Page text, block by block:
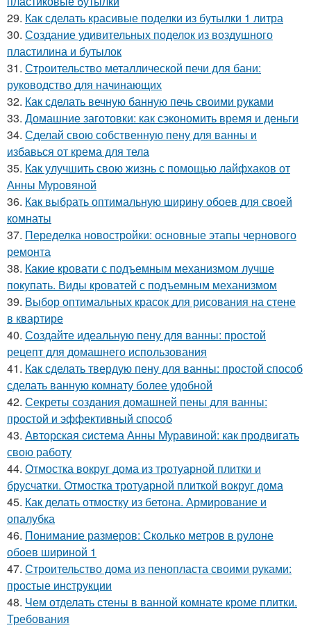
29. Как сделать красивые поделки из бутылки 1 литра
30. Создание удивительных поделок из воздушного
пластилина и бутылок
31. Строительство металлической печи для бани:
руководство для начинающих
32. Как сделать вечную банную печь своими руками
33. Домашние заготовки: как сэкономить время и деньги
34. Сделай свою собственную пену для ванны и
избавься от крема для тела
35. Как улучшить свою жизнь с помощью лайфхаков от
Анны Муровяной
36. Как выбрать оптимальную ширину обоев для своей
комнаты
37. Переделка новостройки: основные этапы чернового
ремонта
38. Какие кровати с подъемным механизмом лучше
покупать. Виды кроватей с подъемным механизмом
39. Выбор оптимальных красок для рисования на стене
в квартире
40. Создайте идеальную пену для ванны: простой
рецепт для домашнего использования
41. Как сделать твердую пену для ванны: простой способ
сделать ванную комнату более удобной
42. Секреты создания домашней пены для ванны:
простой и эффективный способ
43. Авторская система Анны Муравиной: как продвигать
свою работу
44. Отмостка вокруг дома из тротуарной плитки и
брусчатки. Отмостка тротуарной плиткой вокруг дома
45. Как делать отмостку из бетона. Армирование и
опалубка
46. Понимание размеров: Сколько метров в рулоне
обоев шириной 1
47. Строительство дома из пенопласта своими руками:
простые инструкции
48. Чем отделать стены в ванной комнате кроме плитки.
Требования